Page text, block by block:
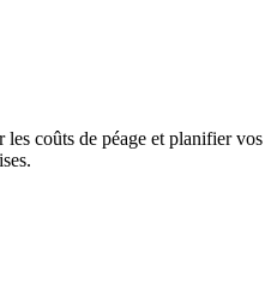
coûts de péage et planifier vos